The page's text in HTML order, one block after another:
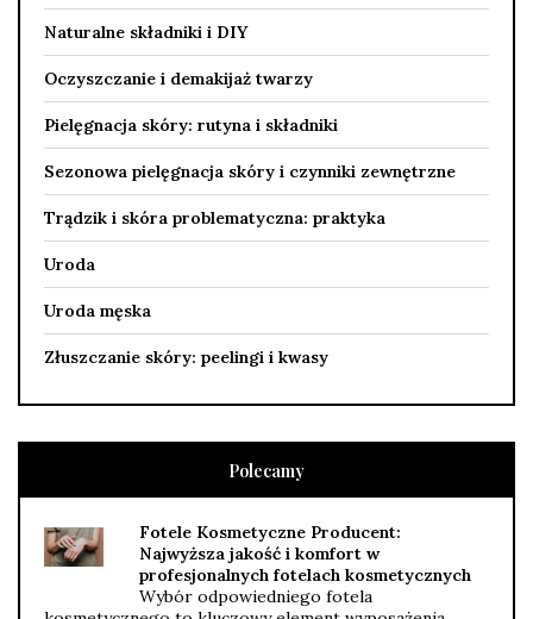
Naturalne składniki i DIY
Oczyszczanie i demakijaż twarzy
Pielęgnacja skóry: rutyna i składniki
Sezonowa pielęgnacja skóry i czynniki zewnętrzne
Trądzik i skóra problematyczna: praktyka
Uroda
Uroda męska
Złuszczanie skóry: peelingi i kwasy
Polecamy
Fotele Kosmetyczne Producent:
Najwyższa jakość i komfort w
profesjonalnych fotelach kosmetycznych
Wybór odpowiedniego fotela